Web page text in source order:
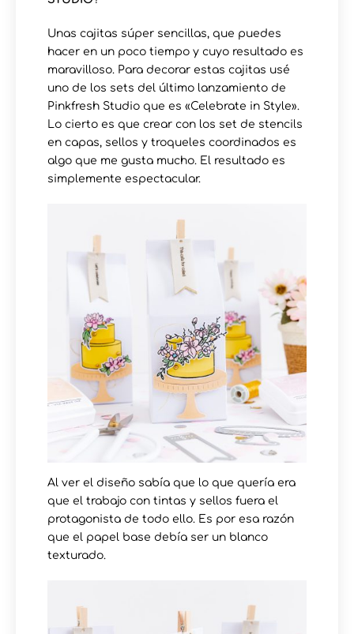
Unas cajitas súper sencillas, que puedes
hacer en un poco tiempo y cuyo resultado es
maravilloso. Para decorar estas cajitas usé
uno de los sets del último lanzamiento de
Pinkfresh Studio que es «Celebrate in Style».
Lo cierto es que crear con los set de stencils
en capas, sellos y troqueles coordinados es
algo que me gusta mucho. El resultado es
simplemente espectacular.
Al ver el diseño sabía que lo que quería era
que el trabajo con tintas y sellos fuera el
protagonista de todo ello. Es por esa razón
que el papel base debía ser un blanco
texturado.